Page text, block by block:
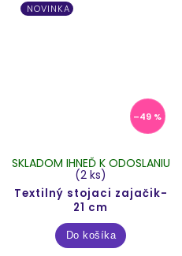
NOVINKA
–49 %
Textilný stojaci zajačik-
21 cm
SKLADOM IHNEĎ K ODOSLANIU
(2 ks)
Do košíka